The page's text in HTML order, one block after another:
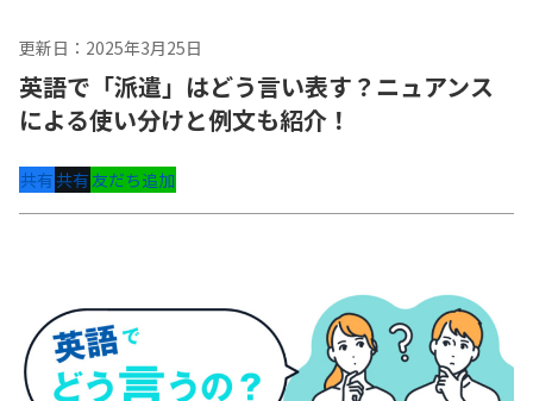
更新日：2025年3月25日
英語で「派遣」はどう言い表す？ニュアンス
による使い分けと例文も紹介！
共有共有友だち追加